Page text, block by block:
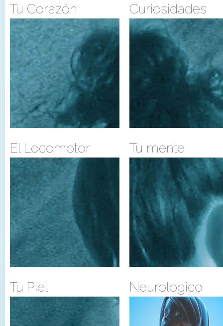
Tu Corazón
El Locomotor
Tu Piel
Curiosidades
Tu mente
Neurologico